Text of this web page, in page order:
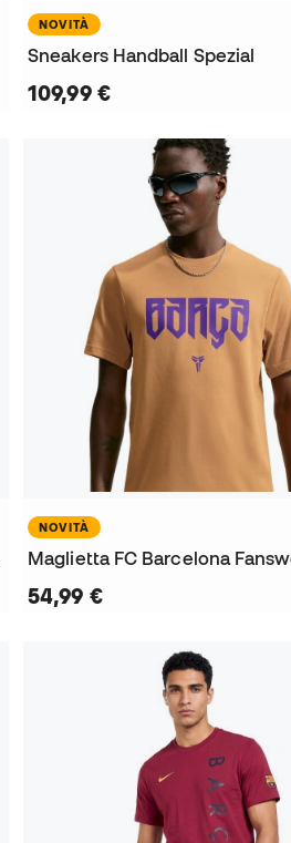
NOVITÀ
Sneakers Handball Spezial
109,99 €
NOVITÀ
54,99 €